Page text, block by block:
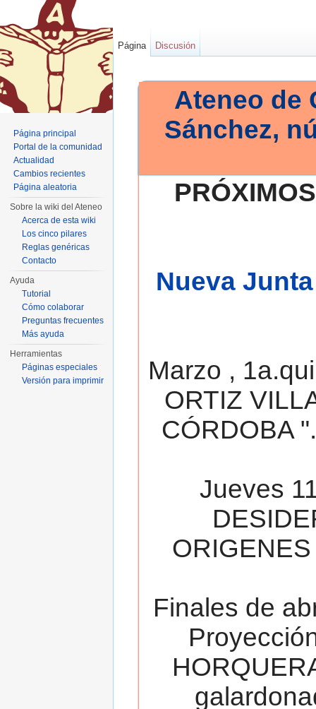
Ateneo de
Sánchez,
Nueva
Marzo ,
ORTIZ
CÓRDOBA
Jueves
Finales de
Página Discusión
Página principal
Portal de la comunidad
Actualidad
Cambios recientes
Página aleatoria
Sobre la wiki del Ateneo
Acerca de esta wiki
Los cinco pilares
Reglas genéricas
Contacto
Ayuda
Tutorial
Cómo colaborar
Preguntas frecuentes
Más ayuda
Herramientas
Páginas especiales
Versión para imprimir